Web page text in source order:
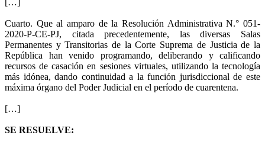
Cuarto. Que al amparo de la Resolución Administrativa N.° 051-
2020-P-CE-PJ, citada precedentemente, las diversas Salas
Permanentes y Transitorias de la Corte Suprema de Justicia de la
República han venido programando, deliberando y calificando
recursos de casación en sesiones virtuales, utilizando la tecnología
más idónea, dando continuidad a la función jurisdiccional de este
máxima órgano del Poder Judicial en el período de cuarentena.
[…]
SE RESUELVE: